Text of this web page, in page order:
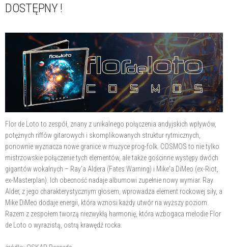
DOSTĘPNY !
Flor de Loto to zespół, znany z unikalnego połączenia andyjskich wpływów,
potężnych riffów gitarowych i skomplikowanych struktur rytmicznych,
ponownie wyznacza nowe granice w muzyce prog-folk. COSMOS to nie tylko
mistrzowskie połączenie tych elementów, ale także gościnne występy dwóch
gigantów wokalnych – Ray'a Aldera (Fates Warning) i Mike'a DiMeo (ex-Riot,
ex-Masterplan). Ich obecność nadaje albumowi zupełnie nowy wymiar. Ray
Alder, z jego charakterystycznym głosem, wprowadza element rockowej siły, a
Mike DiMeo dodaje energii, która wznosi każdy utwór na wyższy poziom.
Razem z zespołem tworzą niezwykłą harmonię, która wzbogaca melodie Flor
de Loto o wyrazistą, ostrą krawędź rocka.